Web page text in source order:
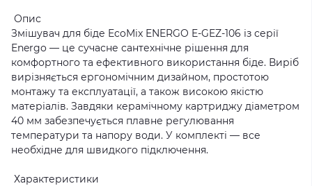
Опис
Змішувач для біде EcoMix ENERGO E-GEZ-106 із серії
Energo — це сучасне сантехнічне рішення для
комфортного та ефективного використання біде. Виріб
вирізняється ергономічним дизайном, простотою
монтажу та експлуатації, а також високою якістю
матеріалів. Завдяки керамічному картриджу діаметром
40 мм забезпечується плавне регулювання
температури та напору води. У комплекті — все
необхідне для швидкого підключення.
Характеристики